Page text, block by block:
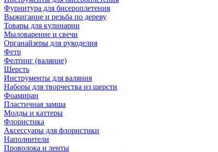
Фурнитура для бисероплетения
Выжигание и резьба по дереву
Товары для кулинарии
Мыловарение и свечи
Органайзеры для рукоделия
Фетр
Фелтинг (валяние)
Шерсть
Инструменты для валяния
Наборы для творчества из шерсти
Фоамиран
Пластичная замша
Молды и каттеры
Флористика
Аксессуары для флористики
Наполнители
Проволока и ленты